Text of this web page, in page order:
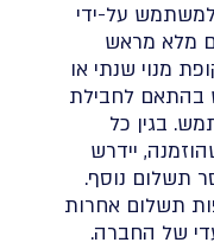
למשתמש על-ידי
מלא מראש
מנוי שנתי או
בהתאם לחבילת
בגין כל
יידרש
תשלום נוסף.
תשלום אחרות
של החברה.